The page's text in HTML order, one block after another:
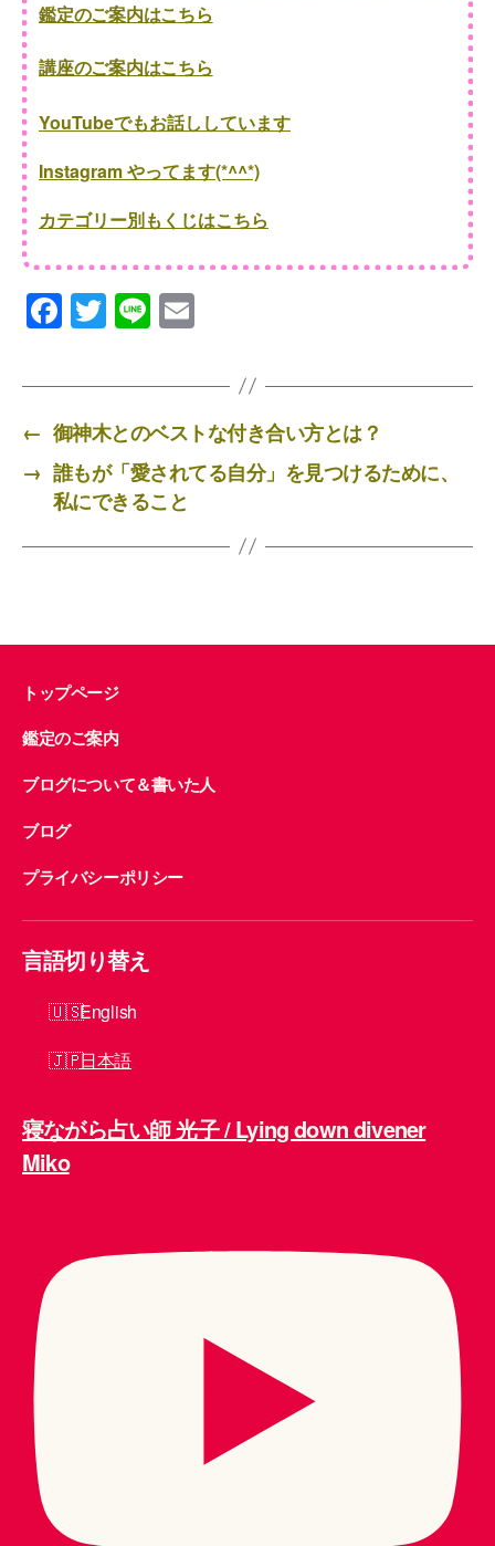
鑑定のご案内はこちら
講座のご案内はこちら
YouTubeでもお話ししています
Instagram やってます(*^^*)
カテゴリー別もくじはこちら
F
a
c
e
b
o
o
k
T
wi
tt
er
Li
n
e ail
← 御神木とのベストな付き合い方とは？
→ 誰もが「愛されてる自分」を見つけるために、
私にできること
トップページ
鑑定のご案内
ブログについて＆書いた人
ブログ
プライバシーポリシー
言語切り替え
English
日本語
寝ながら占い師 光子 / Lying down divener
Miko